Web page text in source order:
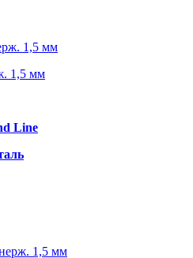
1,5 мм
Line